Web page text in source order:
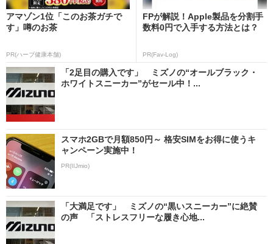
アマゾン1位「このお茶ガチで
す」噂のお茶
PR(ハーブ健康本舗)
FPが解説！Apple製品を分割手
数料0円で入手する方法とは？
PR(Fav-Log)
「2足目の購入です」 ミズノの“オールブラック・
ホワイトスニーカー”がセール中！...
スマホ2GBで月額850円～ 格安SIMをお得に使うキ
ャンペーン実施中！
PR(IIJmio)
「大満足です」 ミズノの“黒いスニーカー”に絶賛
の声 「ストレスフリーな履き心地...